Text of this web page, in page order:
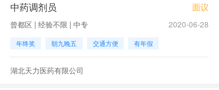
中药调剂员 面议
曾都区 | 经验不限 | 中专 2020-06-28
年终奖 朝九晚五 交通方便 有年假
湖北天力医药有限公司